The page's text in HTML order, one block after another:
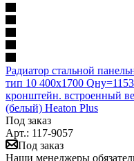
Радиатор стальной
тип 10 400х1700
кронштейн. встроенный
(белый) Heaton Plus
Под заказ
Арт.: 117-9057
Под заказ
Наши менеджеры